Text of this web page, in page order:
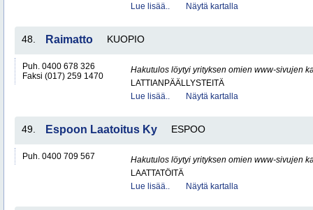
Lue lisää.. Näytä kartalla
48. Raimatto KUOPIO
Puh. 0400 678 326
Faksi (017) 259 1470
Hakutulos löytyi yrityksen omien www-sivujen
LATTIANPÄÄLLYSTEITÄ
Lue lisää..
Näytä kartalla
49. Espoon Laatoitus Ky ESPOO
Puh. 0400 709 567
Hakutulos löytyi yrityksen omien www-sivujen
LAATTATÖITÄ
Lue lisää..
Näytä kartalla